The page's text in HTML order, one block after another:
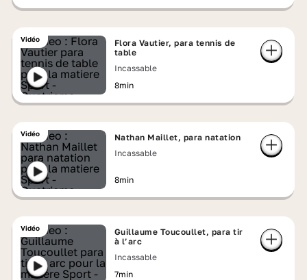
Vidéo
Flora Vautier, para tennis de
table
Incassable
8min
Vidéo
Nathan Maillet, para natation
Incassable
8min
Vidéo
Guillaume Toucoullet, para tir
à l’arc
Incassable
7min